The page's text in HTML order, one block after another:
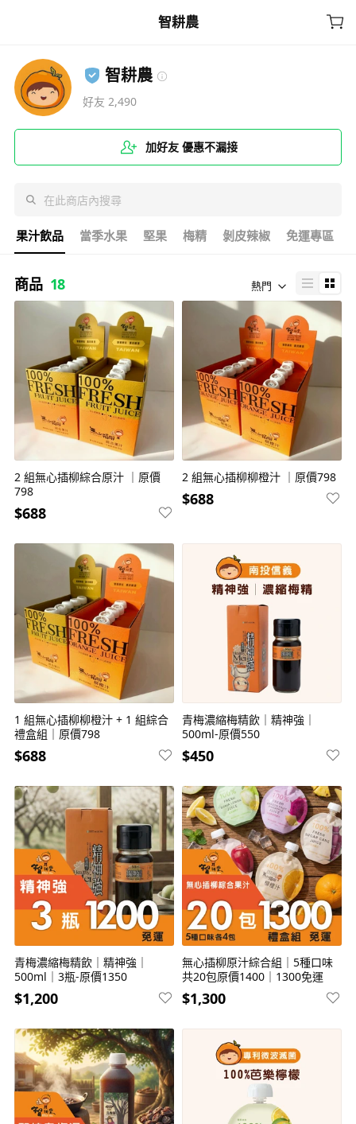
智耕農 Cart
智耕農
好友 2,490
加好友 優惠不漏接
果汁飲品 當季水果 堅果 梅精 剝皮辣椒 免運專區
首頁 當季水果
梅精 剝皮辣椒 免運專區
商品 18 熱門
2 組無心插柳綜合原汁 ｜原價
798
$688
2 組無心插柳柳橙汁 ｜原價798
$688
1 組無心插柳柳橙汁 + 1 組綜合
禮盒組｜原價798
$688
青梅濃縮梅精飲｜精神強｜
500ml-原價550
$450
青梅濃縮梅精飲｜精神強｜
500ml｜3瓶-原價1350
$1,200
無心插柳原汁綜合組｜5種口味
共20包原價1400｜1300免運
$1,300